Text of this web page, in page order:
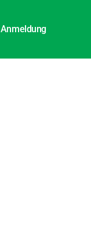
Anmeldung